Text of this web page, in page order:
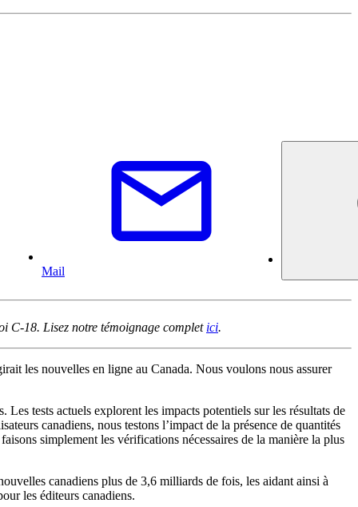
Mail
C-18. Lisez notre témoignage complet ici.
les nouvelles en ligne au Canada. Nous voulons nous assurer
tests actuels explorent les impacts potentiels sur les résultats de
canadiens, nous testons l’impact de la présence de quantités
simplement les vérifications nécessaires de la manière la plus
canadiens plus de 3,6 milliards de fois, les aidant ainsi à
les éditeurs canadiens.